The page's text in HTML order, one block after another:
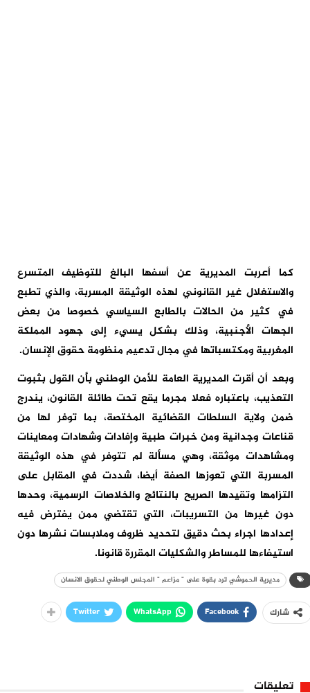
كما أعربت المديرية عن أسفها البالغ للتوظيف المتسرع
والاستغلال غير القانوني لهذه الوثيقة المسربة، والذي تطبع
في كثير من الحالات بالطابع السياسي خصوصا من بعض
الجهات الأجنبية، وذلك بشكل يسيء إلى جهود المملكة
المغربية ومكتسباتها في مجال تدعيم منظومة حقوق الإنسان.
وبعد أن أقرت المديرية العامة للأمن الوطني بأن القول بثبوت
التعذيب، باعتباره فعلا مجرما يقع تحت طائلة القانون، يندرج
ضمن ولاية السلطات القضائية المختصة، بما توفر لها من
قناعات وجدانية ومن خبرات طبية وإفادات وشهادات ومعاينات
ومشاهدات موثقة، وهي مسألة لم تتوفر في هذه الوثيقة
المسربة التي تعوزها الصفة أيضا، شددت في المقابل على
التزامها وتقيدها الصريح بالنتائج والخلاصات الرسمية، وحدها
دون غيرها من التسريبات، التي تقتضي ممن يفترض فيه
إعدادها اجراء بحث دقيق لتحديد ظروف وملابسات نشرها دون
استيفاءها للمساطر والشكليات المقررة قانونا.
مديرية الحموشي ترد بقوة على " مزاعم " المجلس الوطني لحقوق الانسان
شارك Facebook
WhatsApp
Twitter
تعليقات